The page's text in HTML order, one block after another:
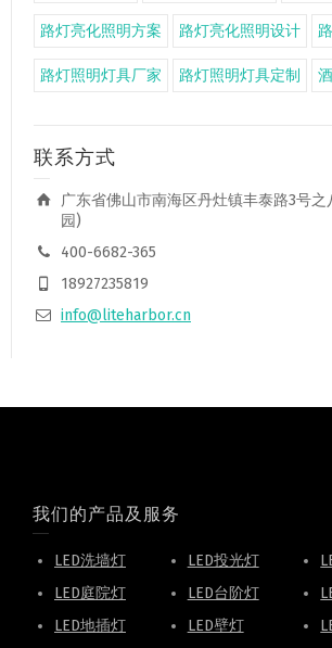
路灯亮化照明方案 路灯亮化照明设计
路灯照明灯具厂家 路灯照明灯具定制
联系方式
广东省佛山市南海区丹灶镇丰泰路3号
园)
400-6682-365
18927235819
info@liteharbor.cn
我们的产品及服务
LED洗墙灯 LED投光灯
LED庭院灯
LED台阶灯
LED地插灯
LED壁灯